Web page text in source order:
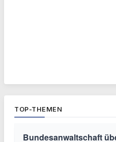
TOP-THEMEN
Bundesanwaltschaft